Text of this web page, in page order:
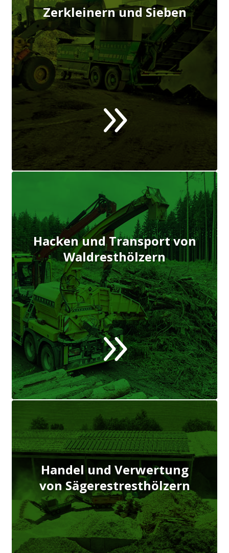
Zerkleinern und Sieben
9
Hacken und Transport von
Waldresthölzern
9
Handel und Verwertung
von Sägerestresthölzern